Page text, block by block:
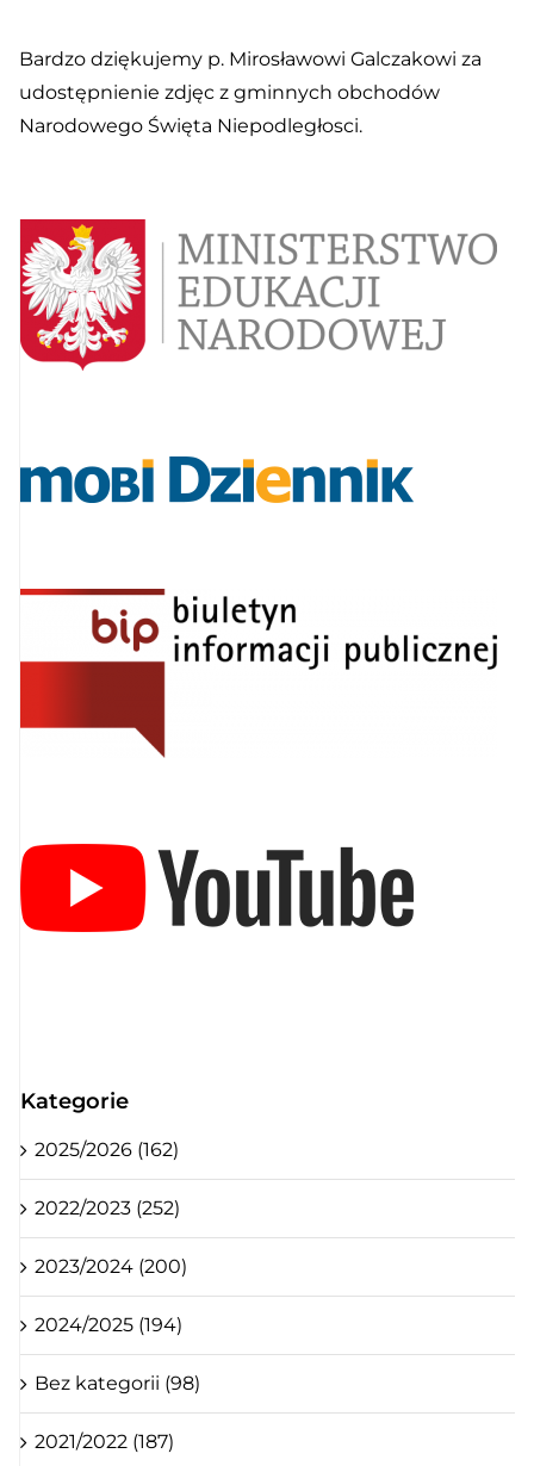
Bardzo dziękujemy p. Mirosławowi Galczakowi za
udostępnienie zdjęc z gminnych obchodów
Narodowego Święta Niepodległosci.
Kategorie
2025/2026 (162)
2022/2023 (252)
2023/2024 (200)
2024/2025 (194)
Bez kategorii (98)
2021/2022 (187)